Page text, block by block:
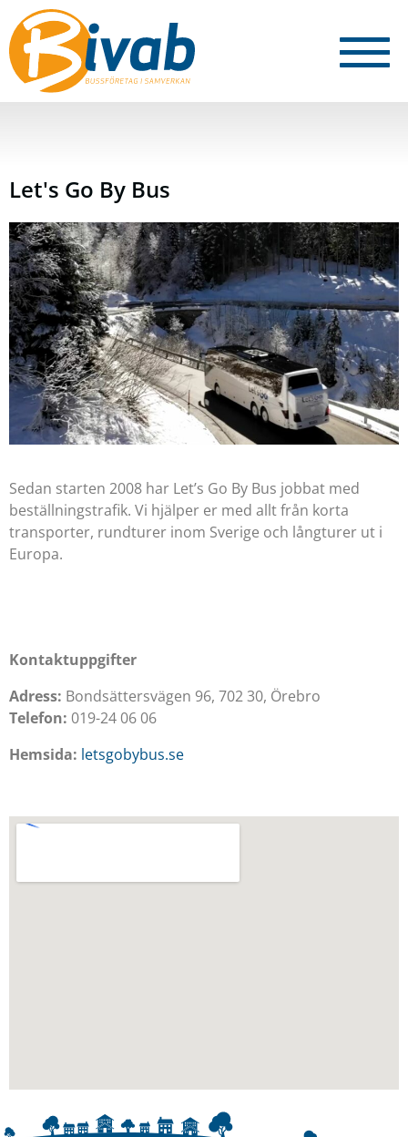
Let's Go By Bus
Sedan starten 2008 har Let’s Go By Bus jobbat med
beställningstrafik. Vi hjälper er med allt från korta
transporter, rundturer inom Sverige och långturer ut i
Europa.
Kontaktuppgifter
Adress: Bondsättersvägen 96, 702 30, Örebro
Telefon: 019-24 06 06
Hemsida: letsgobybus.se